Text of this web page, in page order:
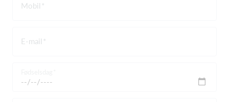
Mobil
E-mail